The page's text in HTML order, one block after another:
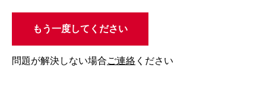
もう一度してください
問題が解決しない場合ご連絡 ください